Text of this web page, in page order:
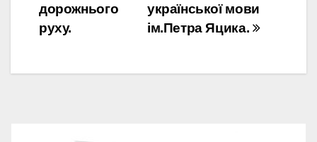
української мови
ім.Петра Яцика.
дорожнього
руху.